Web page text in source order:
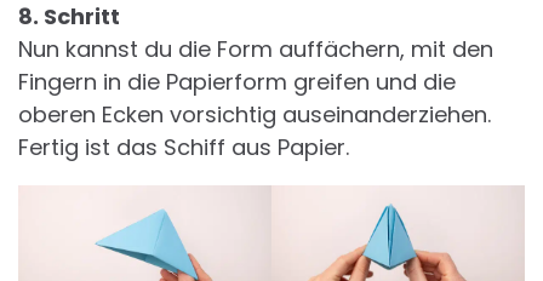
8. Schritt
Nun kannst du die Form auffächern, mit den
Fingern in die Papierform greifen und die
oberen Ecken vorsichtig auseinanderziehen.
Fertig ist das Schiff aus Papier.